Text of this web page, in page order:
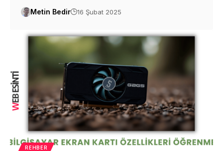
Metin Bedir 16 Şubat 2025
REHBER